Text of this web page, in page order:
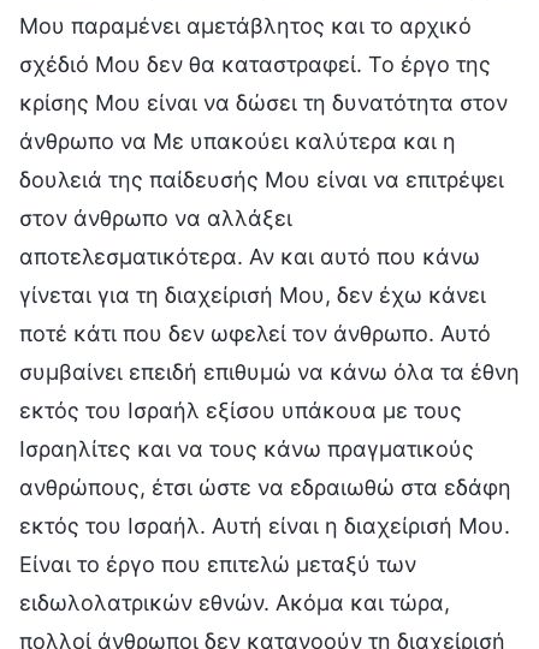
Μου παραμένει αμετάβλητος και το αρχικό
σχέδιό Μου δεν θα καταστραφεί. Το έργο της
κρίσης Μου είναι να δώσει τη δυνατότητα στον
άνθρωπο να Με υπακούει καλύτερα και η
δουλειά της παίδευσής Μου είναι να επιτρέψει
στον άνθρωπο να αλλάξει
αποτελεσματικότερα. Αν και αυτό που κάνω
γίνεται για τη διαχείρισή Μου, δεν έχω κάνει
ποτέ κάτι που δεν ωφελεί τον άνθρωπο. Αυτό
συμβαίνει επειδή επιθυμώ να κάνω όλα τα έθνη
εκτός του Ισραήλ εξίσου υπάκουα με τους
Ισραηλίτες και να τους κάνω πραγματικούς
ανθρώπους, έτσι ώστε να εδραιωθώ στα εδάφη
εκτός του Ισραήλ. Αυτή είναι η διαχείρισή Μου.
Είναι το έργο που επιτελώ μεταξύ των
ειδωλολατρικών εθνών. Ακόμα και τώρα,
πολλοί άνθρωποι δεν κατανοούν τη διαχείρισή